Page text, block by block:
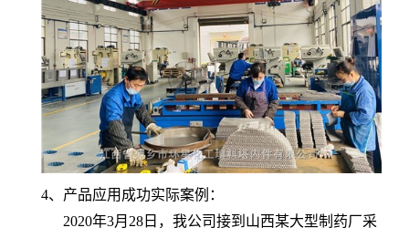
4、产品应用成功实际案例：
2020年3月28日，我公司接到山西某大型制药厂采